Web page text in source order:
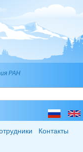
РАН
Контакты